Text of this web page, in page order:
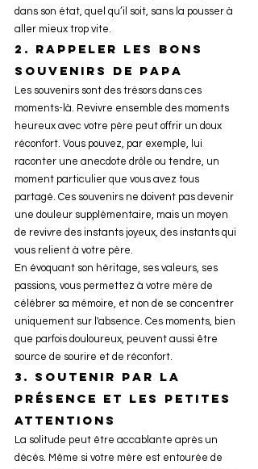
dans son état, quel qu’il soit, sans la pousser à
aller mieux trop vite.
2. Rappeler les bons
souvenirs de papa
Les souvenirs sont des trésors dans ces
moments-là. Revivre ensemble des moments
heureux avec votre père peut offrir un doux
réconfort. Vous pouvez, par exemple, lui
raconter une anecdote drôle ou tendre, un
moment particulier que vous avez tous
partagé. Ces souvenirs ne doivent pas devenir
une douleur supplémentaire, mais un moyen
de revivre des instants joyeux, des instants qui
vous relient à votre père.
En évoquant son héritage, ses valeurs, ses
passions, vous permettez à votre mère de
célébrer sa mémoire, et non de se concentrer
uniquement sur l'absence. Ces moments, bien
que parfois douloureux, peuvent aussi être
source de sourire et de réconfort.
3. Soutenir par la
présence et les petites
attentions
La solitude peut être accablante après un
décès. Même si votre mère est entourée de